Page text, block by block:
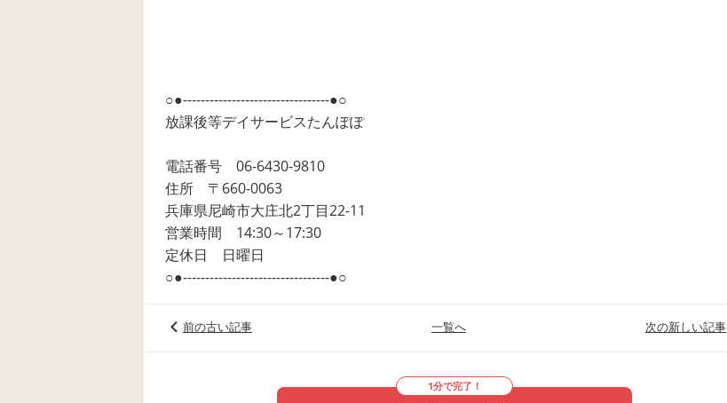
○●---------------------------------●○
放課後等デイサービスたんぽぽ
電話番号 06-6430-9810
住所 〒660-0063
兵庫県尼崎市大庄北2丁目22-11
営業時間 14:30～17:30
定休日 日曜日
○●---------------------------------●○
前の古い記事 一覧へ 次の新しい記事
1分で完了！